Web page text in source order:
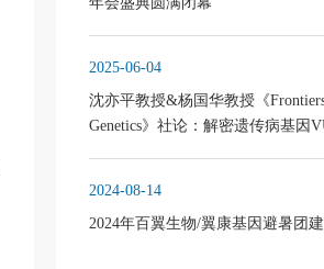
2025-06-04
沈亦平教授&杨国华教授《
Genetics》社论：解密遗传病基因
2024-08-14
2024年百翼生物/翼康基因避暑团